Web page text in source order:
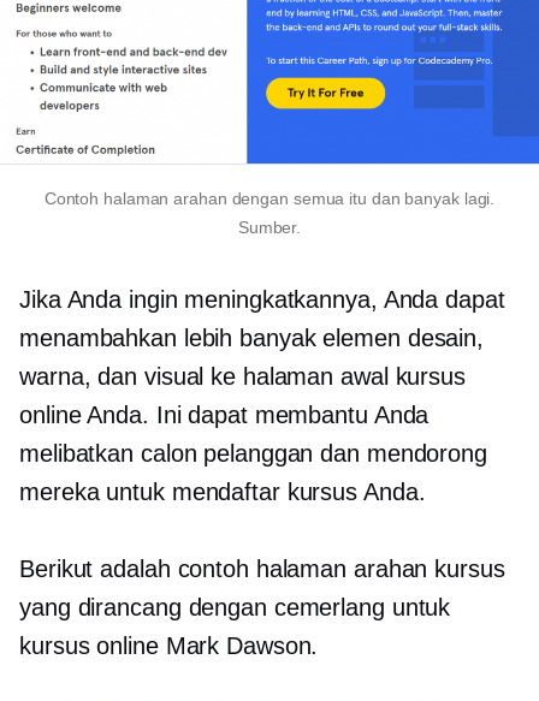
Contoh halaman arahan dengan semua itu dan banyak lagi.
Sumber.
Jika Anda ingin meningkatkannya, Anda dapat
menambahkan lebih banyak elemen desain,
warna, dan visual ke halaman awal kursus
online Anda. Ini dapat membantu Anda
melibatkan calon pelanggan dan mendorong
mereka untuk mendaftar kursus Anda.
Berikut adalah contoh halaman arahan kursus
yang dirancang dengan cemerlang untuk
kursus online Mark Dawson.